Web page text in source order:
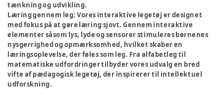
tænkning og udvikling.
Læring gennem leg: Vores interaktive legetøj er designet
med fokus på at gøre læring sjovt. Gennem interaktive
elementer såsom lys, lyde og sensorer stimuleres børnenes
nysgerrighed og opmærksomhed, hvilket skaber en
læringsoplevelse, der føles som leg. Fra alfabetleg til
matematiske udfordringer tilbyder vores udvalg en bred
vifte af pædagogisk legetøj, der inspirerer til intellektuel
udforskning.